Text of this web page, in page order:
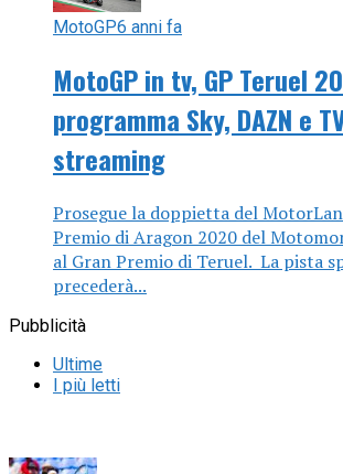
MotoGP6 anni fa
MotoGP in tv, GP Teruel
programma Sky, DAZN e
streaming
Prosegue la doppietta del
Premio di Aragon 2020 del
al Gran Premio di Teruel. La pista
precederà...
Pubblicità
Ultime
I più letti